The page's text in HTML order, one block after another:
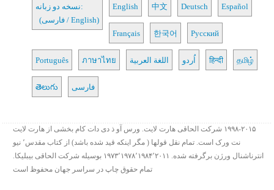
نسخه دو زبانه:
(فارسی / English)
English 中文 Deutsch Español
Français 한국어 Русский
Português ภาษาไทย اللغة العربية اُردو हिन्दी தமிழ்
తెలుగు فارسی
۱۹۹۸-۲۰۱۵ شرکت الحاقی هارت لایت. ورس آو ذ دی دات کام بخشی از هارت لایت
نت ورک است. تمام نقل قولها ( مگر اینکه قید شده باشد) از کتاب مقدس٬ نیو
انترناشنال ورژن برگرفته شده. ۱۹۷۳٬۱۹۷۸٬۱۹۸۴٬۲۰۱۱ بوسیله شرکت الحاقی بیبلیکا.
تمام حقوق چاپ در سراسر جهان محفوظ است